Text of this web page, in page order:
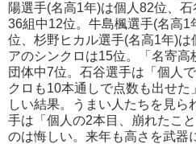
陽選手(名高1年)は個人82位、
36組中12位。牛島楓選手(名高1
位、杉野ヒカル選手(名高1年)
アのシンクロは15位。「名寄
団体中7位。石谷選手は「個人
クロも10本通しで点数も出せ
しい結果。うまい人たちを見ら
手は「個人の2本目、崩れたこ
のは悔しい。来年も高さを武器